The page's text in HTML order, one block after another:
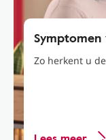
Zo herkent u